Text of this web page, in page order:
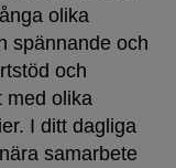
olika
spännande och
och
med olika
I ditt dagliga
samarbete